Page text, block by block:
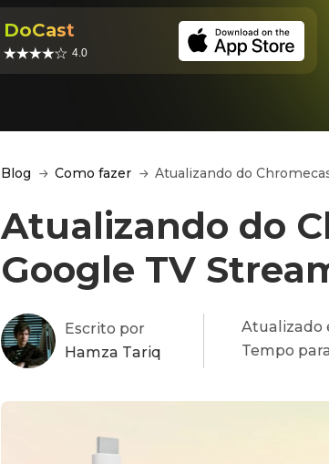
DoCast
4.0
Blog Como fazer Atualizando do
Atualizando do
Google TV
Escrito por
Hamza Tariq
Atualizado
Tempo